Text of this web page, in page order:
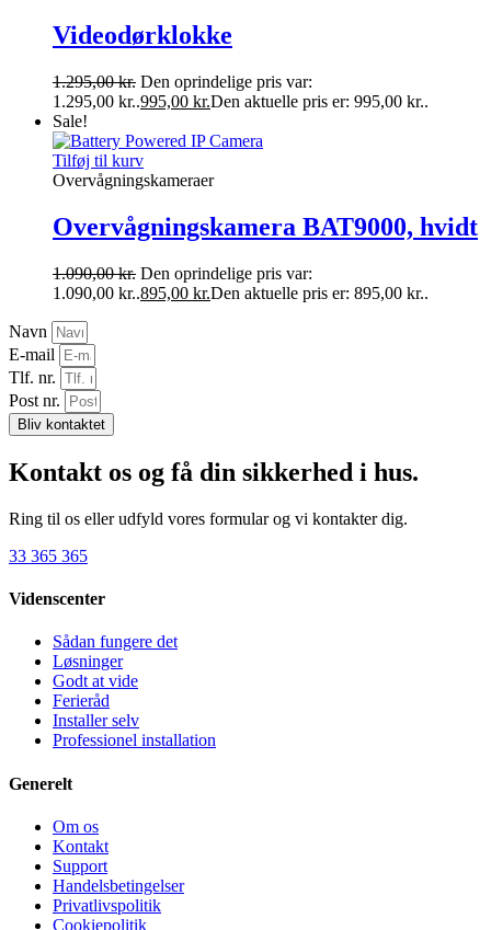
Videodørklokke
1.295,00kr. Den oprindelige pris var:
1.295,00 kr..995,00 kr.Den aktuelle pris er: 995,00 kr..
Sale!
Tilføj til kurv
Overvågningskameraer
Overvågningskamera BAT9000, hvidt
1.090,00kr. Den oprindelige pris var:
1.090,00 kr..895,00 kr.Den aktuelle pris er: 895,00 kr..
Navn
E-mail
Tlf. nr.
Post nr.
Bliv kontaktet
Kontakt os og få din sikkerhed i hus.
Ring til os eller udfyld vores formular og vi kontakter dig.
33 365 365
Videnscenter
Sådan fungere det
Løsninger
Godt at vide
Ferieråd
Installer selv
Professionel installation
Generelt
Om os
Kontakt
Support
Handelsbetingelser
Privatlivspolitik
Cookiepolitik